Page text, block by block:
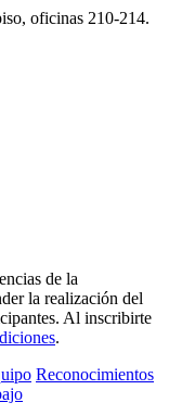
oficinas 210-214.
de la
la realización del
Al inscribirte
.
Reconocimientos